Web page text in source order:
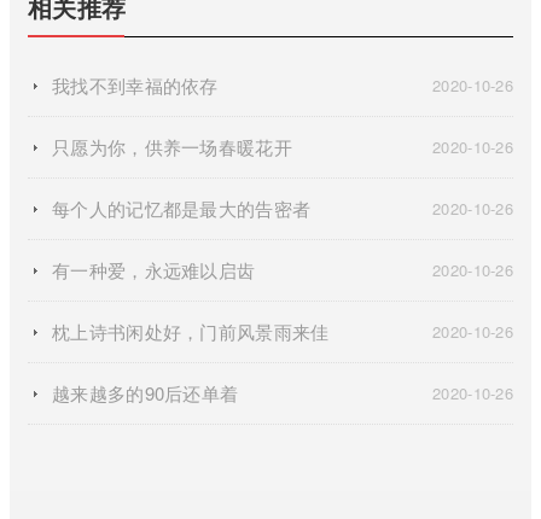
我找不到幸福的依存 2020-10-26
只愿为你，供养一场春暖花开 2020-10-26
每个人的记忆都是最大的告密者 2020-10-26
有一种爱，永远难以启齿 2020-10-26
枕上诗书闲处好，门前风景雨来佳 2020-10-26
越来越多的90后还单着 2020-10-26